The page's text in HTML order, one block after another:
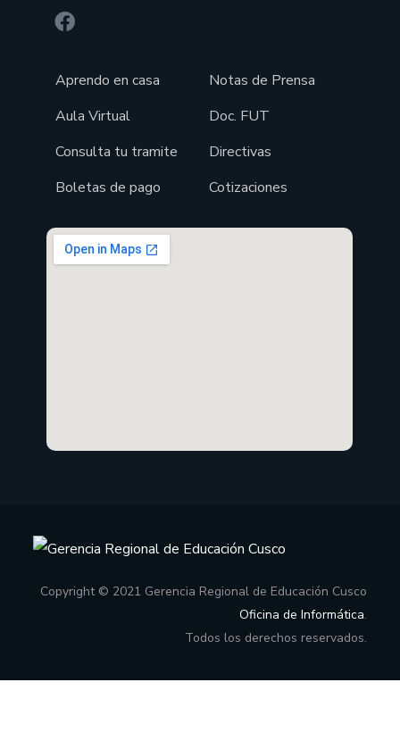
Aprendo en casa
Aula Virtual
Consulta tu tramite
Boletas de pago
Notas de Prensa
Doc. FUT
Directivas
Cotizaciones
Copyright © 2021 Gerencia Regional de Educación Cusco
Oficina de Informática.
Todos los derechos reservados.